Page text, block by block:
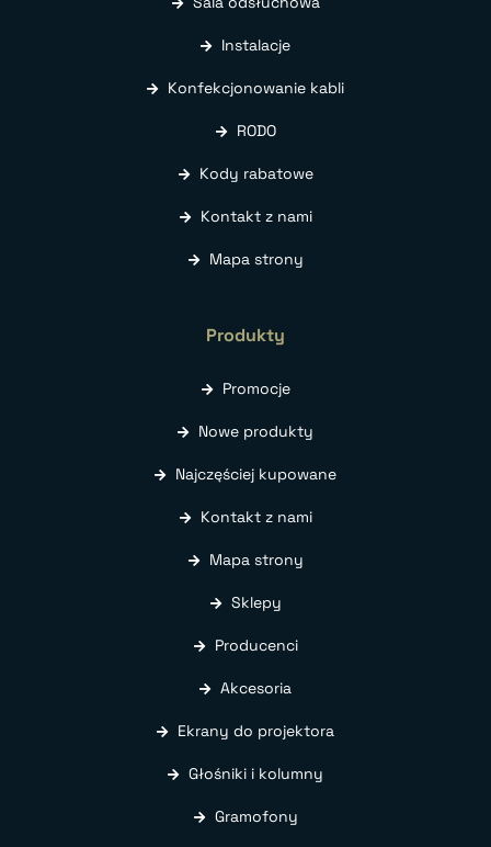
Instalacje
Konfekcjonowanie kabli
RODO
Kody rabatowe
Kontakt z nami
Mapa strony
Produkty
Promocje
Nowe produkty
Najczęściej kupowane
Kontakt z nami
Mapa strony
Sklepy
Producenci
Akcesoria
Ekrany do projektora
Głośniki i kolumny
Gramofony